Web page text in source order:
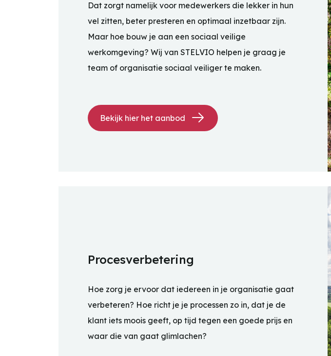
Dat zorgt namelijk voor medewerkers die lekker in hun
vel zitten, beter presteren en optimaal inzetbaar zijn.
Maar hoe bouw je aan een sociaal veilige
werkomgeving? Wij van STELVIO helpen je graag je
team of organisatie sociaal veiliger te maken.
Bekijk hier het aanbod
Procesverbetering
Hoe zorg je ervoor dat iedereen in je organisatie gaat
verbeteren? Hoe richt je je processen zo in, dat je de
klant iets moois geeft, op tijd tegen een goede prijs en
waar die van gaat glimlachen?